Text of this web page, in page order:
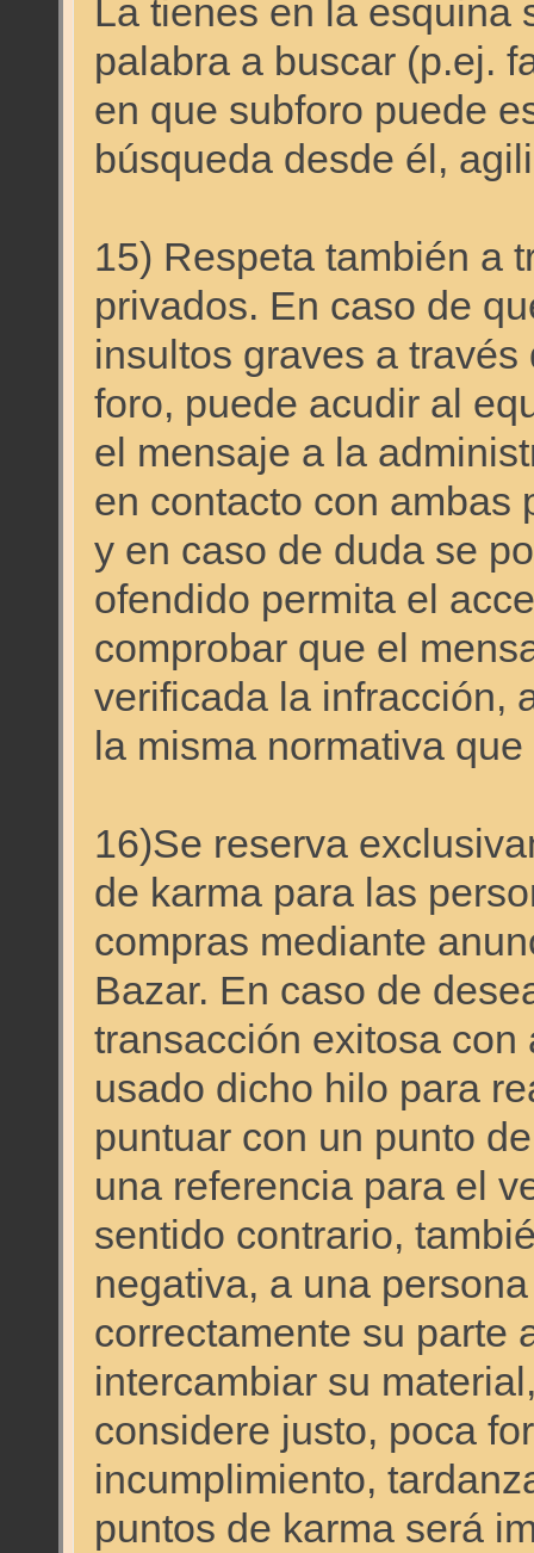
La tienes en la esquina
palabra a buscar (p.ej.
en que subforo puede
búsqueda desde él,
15) Respeta también a
privados. En caso de
insultos graves a
foro, puede acudir al
el mensaje a la
en contacto con ambas
y en caso de duda se
ofendido permita el
comprobar que el
verificada la infracción,
la misma normativa
16)Se reserva
de karma para las
compras mediante
Bazar. En caso de
transacción exitosa
usado dicho hilo para
puntuar con un punto
una referencia para el
sentido contrario,
negativa, a una
correctamente su parte
intercambiar su
considere justo, poca
incumplimiento,
puntos de karma será